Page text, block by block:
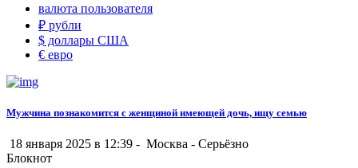
валюта пользователя
₽ рубли
$ доллары США
€ евро
Мужчина познакомится с женщиной имеющей дочь, ищу семью
18 января 2025 в 12:39 - Москва - Серьёзно
Блокнот